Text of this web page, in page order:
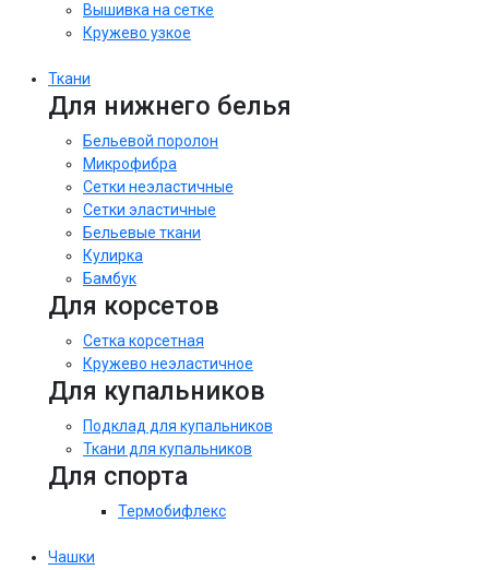
Вышивка на сетке
Кружево узкое
Ткани
Для нижнего белья
Бельевой поролон
Микрофибра
Сетки неэластичные
Сетки эластичные
Бельевые ткани
Кулирка
Бамбук
Для корсетов
Сетка корсетная
Кружево неэластичное
Для купальников
Подклад для купальников
Ткани для купальников
Для спорта
Термобифлекс
Чашки